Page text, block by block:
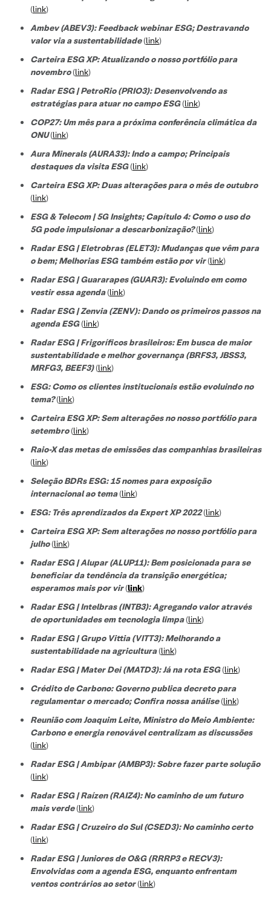
(link)
Ambev (ABEV3): Feedback webinar ESG; Destravando
valor via a sustentabilidade(link)
Carteira ESG XP: Atualizando o nosso portfólio para
novembro(link)
Radar ESG | PetroRio (PRIO3): Desenvolvendo as
estratégias para atuar no campo ESG(link)
COP27: Um mês para a próxima conferência climática da
ONU(link)
Aura Minerals (AURA33): Indo a campo; Principais
destaques da visita ESG(link)
Carteira ESG XP: Duas alterações para o mês de outubro
(link)
ESG & Telecom | 5G Insights; Capítulo 4: Como o uso do
5G pode impulsionar a descarbonização?(link)
Radar ESG | Eletrobras (ELET3): Mudanças que vêm para
o bem; Melhorias ESG também estão por vir(link)
Radar ESG | Guararapes (GUAR3): Evoluindo em como
vestir essa agenda(link)
Radar ESG | Zenvia (ZENV): Dando os primeiros passos na
agenda ESG(link)
Radar ESG | Frigoríficos brasileiros: Em busca de maior
sustentabilidade e melhor governança (BRFS3, JBSS3,
MRFG3, BEEF3)(link)
ESG: Como os clientes institucionais estão evoluindo no
tema?(link)
Carteira ESG XP: Sem alterações no nosso portfólio para
setembro(link)
Raio-X das metas de emissões das companhias brasileiras
(link)
Seleção BDRs ESG​: 15 nomes para exposição
internacional ao tema(link)
ESG: Três aprendizados da Expert XP 2022(link)
Carteira ESG XP: Sem alterações no nosso portfólio para
julho(link)
Radar ESG | Alupar (ALUP11): Bem posicionada para se
beneficiar da tendência da transição energética;
esperamos mais por vir(link)
Radar ESG | Intelbras (INTB3):Agregando valor através
de oportunidades em tecnologia limpa(link)
Radar ESG |Grupo Vittia (VITT3):Melhorando a
sustentabilidade na agricultura(link)
Radar ESG | Mater Dei (MATD3): Já na rota ESG(link)
Crédito de Carbono: Governo publica decreto para
regulamentar o mercado; Confira nossa análise(link)
Reunião com Joaquim Leite, Ministro do Meio Ambiente:
Carbono e energia renovável centralizam as discussões
(link)
Radar ESG | Ambipar (AMBP3): Sobre fazer parte solução
(link)
Radar ESG | Raízen (RAIZ4): No caminho de um futuro
mais verde(link)
Radar ESG | Cruzeiro do Sul (CSED3): No caminho certo
(link)
Radar ESG | Juniores de O&G (RRRP3 e RECV3):
Envolvidas com a agenda ESG, enquanto enfrentam
ventos contrários ao setor(link)